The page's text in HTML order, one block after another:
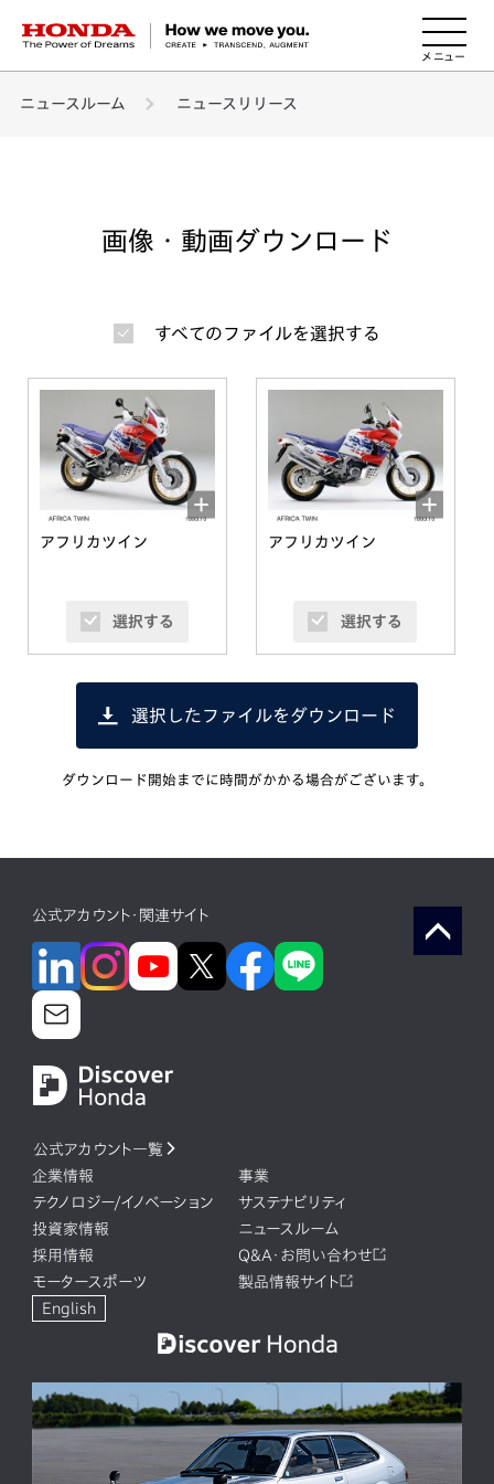
HONDA The Power of Dreams
ニュースルーム ニュースリリース
画像・動画ダウンロード
すべてのファイルを選択する
アフリカツイン
選択する
アフリカツイン
選択する
選択したファイルをダウンロード
ダウンロード開始までに時間がかかる場合がございます。
公式アカウント・関連サイト
公式アカウント一覧
企業情報
事業
テクノロジー/イノベーション
サステナビリティ
投資家情報
ニュースルーム
採用情報
Q&A・お問い合わせ
モータースポーツ
製品情報サイト
English